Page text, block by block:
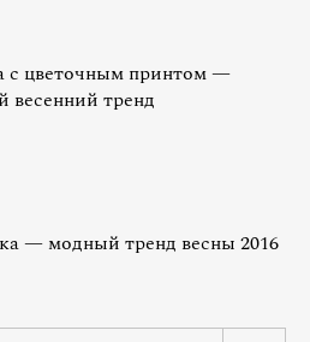
с цветочным принтом —
весенний тренд
— модный тренд весны 2016